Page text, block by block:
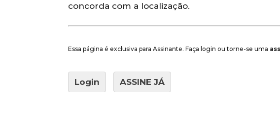
concorda com a localização.
Essa página é exclusiva para Assinante. Faça login ou torne-se uma
Login ASSINE JÁ